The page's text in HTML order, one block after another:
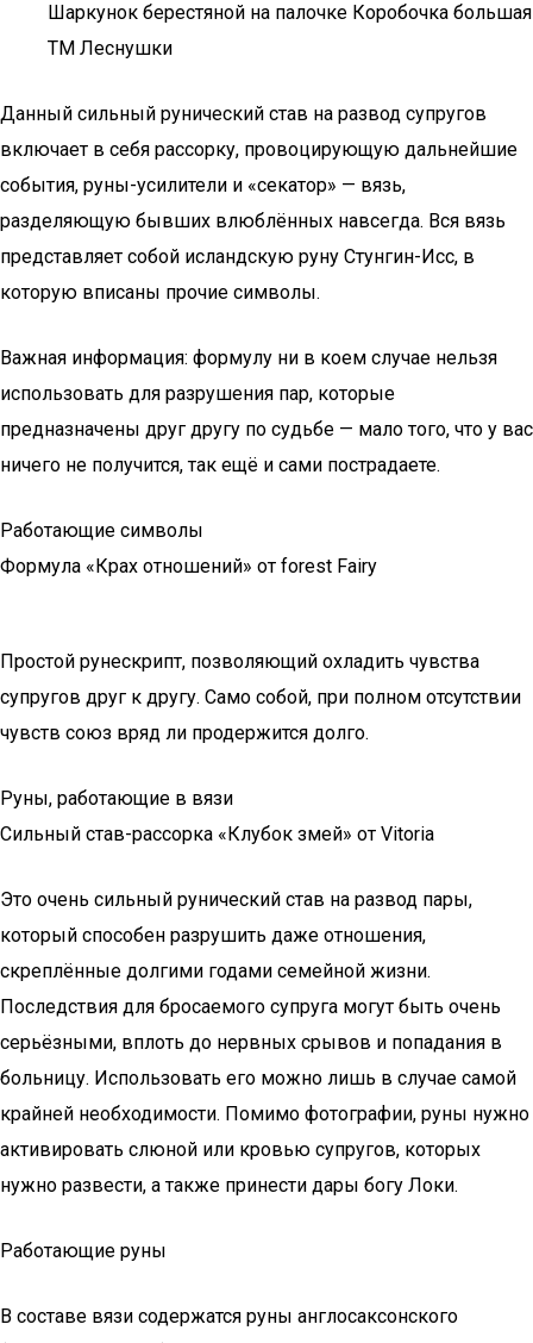
Шаркунок берестяной на палочке Коробочка большая
ТМ Леснушки
Данный сильный рунический став на развод супругов
включает в себя рассорку, провоцирующую дальнейшие
события, руны-усилители и «секатор» — вязь,
разделяющую бывших влюблённых навсегда. Вся вязь
представляет собой исландскую руну Стунгин-Исс, в
которую вписаны прочие символы.
Важная информация: формулу ни в коем случае нельзя
использовать для разрушения пар, которые
предназначены друг другу по судьбе — мало того, что у вас
ничего не получится, так ещё и сами пострадаете.
Работающие символы
Формула «Крах отношений» от forest Fairy
Простой рунескрипт, позволяющий охладить чувства
супругов друг к другу. Само собой, при полном отсутствии
чувств союз вряд ли продержится долго.
Руны, работающие в вязи
Сильный став-рассорка «Клубок змей» от Vitoria
Это очень сильный рунический став на развод пары,
который способен разрушить даже отношения,
скреплённые долгими годами семейной жизни.
Последствия для бросаемого супруга могут быть очень
серьёзными, вплоть до нервных срывов и попадания в
больницу. Использовать его можно лишь в случае самой
крайней необходимости. Помимо фотографии, руны нужно
активировать слюной или кровью супругов, которых
нужно развести, а также принести дары богу Локи.
Работающие руны
В составе вязи содержатся руны англосаксонского